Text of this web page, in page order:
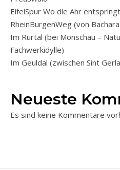
EifelSpur Wo die Ahr entspringt
RheinBurgenWeg (von
Im Rurtal (bei Monschau –
Fachwerkidylle)
Im Geuldal (zwischen Sint
Neueste
Es sind keine Kommentare